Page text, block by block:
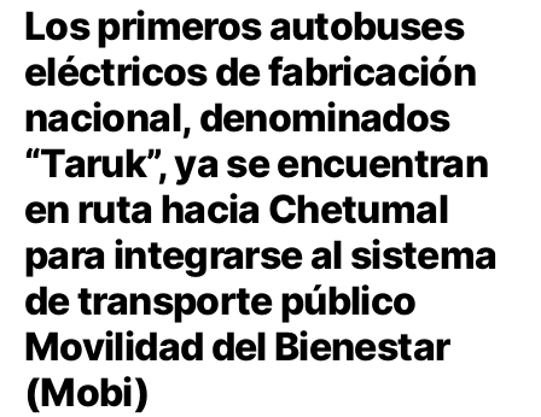
Los primeros autobuses
eléctricos de fabricación
nacional, denominados
“Taruk”, ya se encuentran
en ruta hacia Chetumal
para integrarse al sistema
de transporte público
Movilidad del Bienestar
(Mobi)